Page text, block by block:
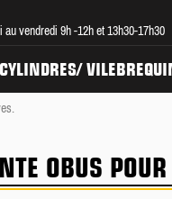
vendredi 9h -12h et 13h30-17h30
OBUS